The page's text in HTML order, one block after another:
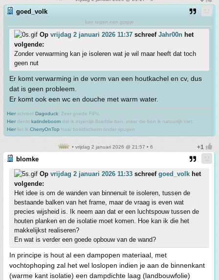
goed_volk
kan tegen een grapje
Op vrijdag 2 januari 2026 11:37 schreef Jahr00n het
volgende:
Zonder verwarming kan je isoleren wat je wil maar heeft dat toch
geen nut
Er komt verwarming in de vorm van een houtkachel en cv, dus
dat is geen probleem.
Er komt ook een wc en douche met warm water.
Hier schreef Dagoduck: Zeer goede FiPo.
Hier denkt katindeboom dat ik eigenlijk Braddie ben, maar die ben ik natuurlijk niet.
Hier liet ik CherryOnTop haar beeldscherm onder spugen
• vrijdag 2 januari 2026 @ 21:57 • 6
blomke
Op vrijdag 2 januari 2026 11:33 schreef goed_volk het
volgende:
Het idee is om de wanden van binnenuit te isoleren, tussen de
bestaande balken van het frame, maar de vraag is even wat
precies wijsheid is. Ik neem aan dat er een luchtspouw tussen de
houten planken en de isolatie moet komen. Hoe kan ik die het
makkelijkst realiseren?
En wat is verder een goede opbouw van de wand?
In principe is hout al een dampopen materiaal, met
vochtophoping zal het wel loslopen indien je aan de binnenkant
(warme kant isolatie) een dampdichte laag (landbouwfolie)